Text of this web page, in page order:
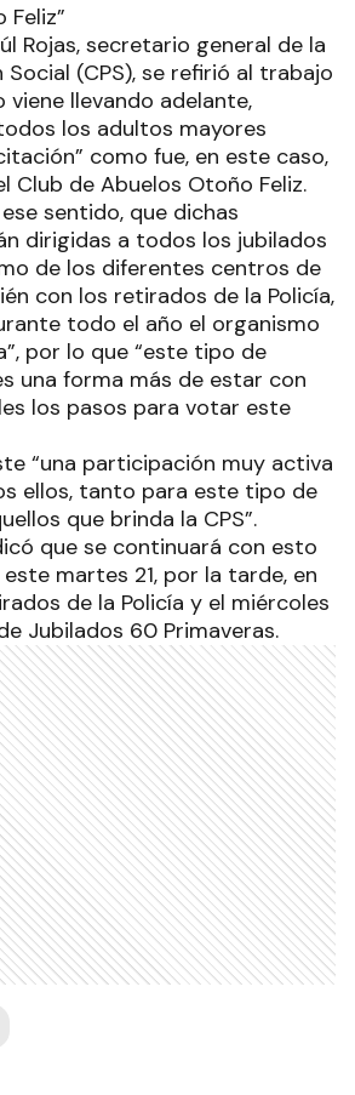
Feliz”
Rojas, secretario general de la
Social (CPS), se refirió al trabajo
viene llevando adelante,
los adultos mayores
como fue, en este caso,
Club de Abuelos Otoño Feliz.
sentido, que dichas
dirigidas a todos los jubilados
de los diferentes centros de
con los retirados de la Policía,
todo el año el organismo
por lo que “este tipo de
una forma más de estar con
los pasos para votar este
“una participación muy activa
ellos, tanto para este tipo de
que brinda la CPS”.
que se continuará con esto
este martes 21, por la tarde, en
de la Policía y el miércoles
Jubilados 60 Primaveras.